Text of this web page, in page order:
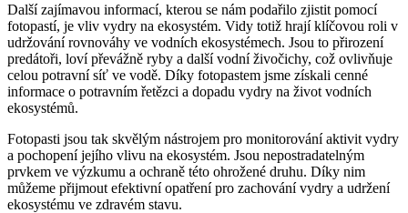
Další zajímavou informací, kterou se nám podařilo zjistit pomocí
fotopastí, je vliv vydry na ekosystém. Vidy totiž hrají klíčovou roli v
udržování rovnováhy ve vodních ekosystémech. Jsou to přirození
predátoři, loví převážně ryby a další vodní živočichy, což ovlivňuje
celou potravní síť ve vodě. Díky fotopastem jsme získali cenné
informace o potravním řetězci a dopadu vydry na život vodních
ekosystémů.
Fotopasti jsou tak skvělým nástrojem pro monitorování aktivit vydry
a pochopení jejího vlivu na ekosystém. Jsou nepostradatelným
prvkem ve výzkumu a ochraně této ohrožené druhu. Díky nim
můžeme přijmout efektivní opatření pro zachování vydry a udržení
ekosystému ve zdravém stavu.